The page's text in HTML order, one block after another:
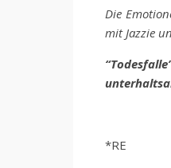
Die
mit Jazzie
*RE